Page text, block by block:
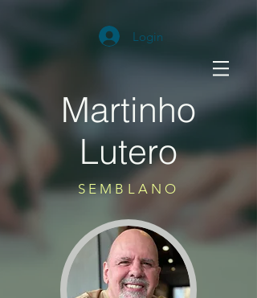
Login
Martinho
Lutero
SEMBLANO